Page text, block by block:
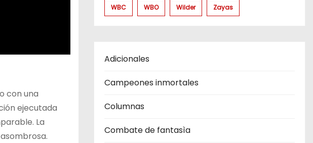
con una
ejecutada
La
WBC WBO Wilder Zayas
Adicionales
Campeones inmortales
Columnas
Combate de fantasìa